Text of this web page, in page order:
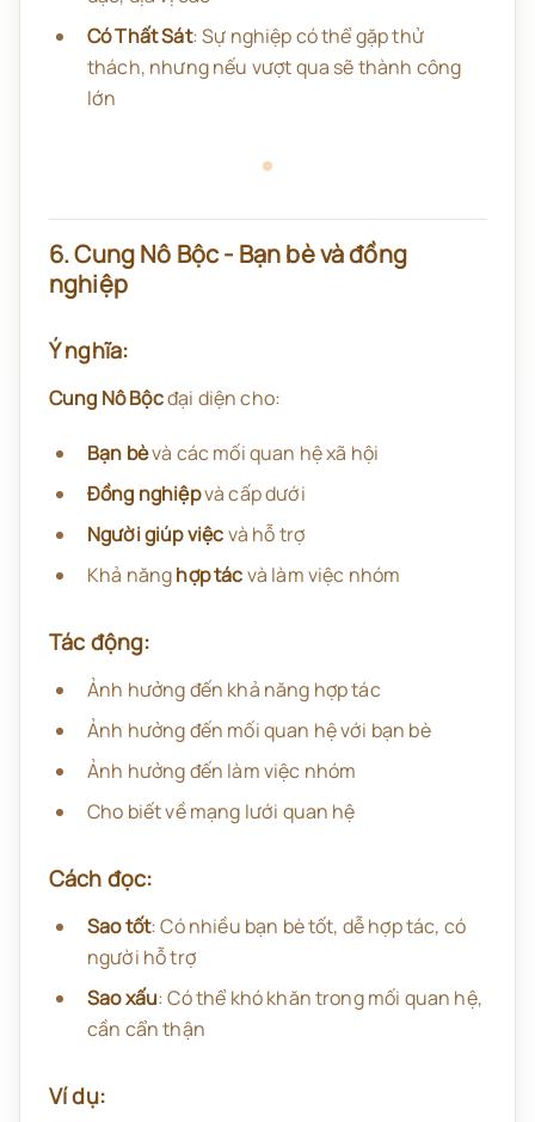
Có Thất Sát: Sự nghiệp có thể gặp thử
thách, nhưng nếu vượt qua sẽ thành công
lớn
6. Cung Nô Bộc - Bạn bè và đồng
nghiệp
Ý nghĩa:
Cung Nô Bộcđại diện cho:
Bạn bèvà các mối quan hệ xã hội
Đồng nghiệpvà cấp dưới
Người giúp việcvà hỗ trợ
Khả nănghợp tácvà làm việc nhóm
Tác động:
Ảnh hưởng đến khả năng hợp tác
Ảnh hưởng đến mối quan hệ với bạn bè
Ảnh hưởng đến làm việc nhóm
Cho biết về mạng lưới quan hệ
Cách đọc:
Sao tốt: Có nhiều bạn bè tốt, dễ hợp tác, có
người hỗ trợ
Sao xấu: Có thể khó khăn trong mối quan hệ,
cần cẩn thận
Ví dụ: